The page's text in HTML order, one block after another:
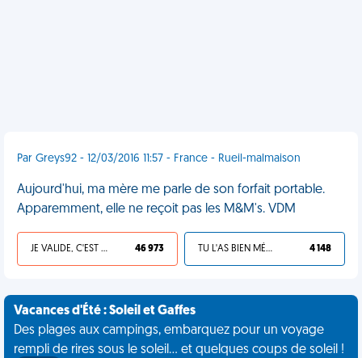
Par Greys92 - 12/03/2016 11:57 - France - Rueil-malmaison
Aujourd'hui, ma mère me parle de son forfait portable.
Apparemment, elle ne reçoit pas les M&M's. VDM
JE VALIDE, C'EST UNE VDM 46 973 TU L'AS BIEN MÉRITÉ 4 148
Vacances d'Été : Soleil et Gaffes
Des plages aux campings, embarquez pour un voyage
rempli de rires sous le soleil... et quelques coups de soleil !